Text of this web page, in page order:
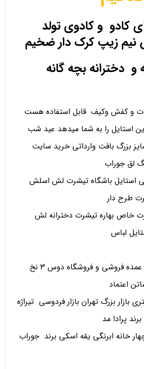
کادو و کادوی تولد
نیم زیپ کرک دار ضخیم
و دخترانه بچه گانه
و کفش وکیف قابل استفاده هست
استایل را به شما میدهد عید شب
بزرگ بافت وارداتی خرید سایت
لق جوراب
استایل باشگاه تیشرت لش اسلش
طرح دار
خاص بهاره تیشرت دخترانه لش
لباس
مزون و تک فروشی عمده فروشی و فروشگاه دوس 3 نخ
اعتماد
بزرگ تهران بازار فردوسی تیراژه
پرادا مد
خانه ابرنگی یقه اسکی برند جوراب